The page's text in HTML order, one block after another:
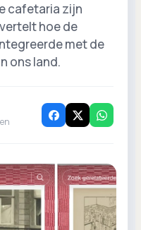
cafetaria zijn
hoe de
met de
ons land.